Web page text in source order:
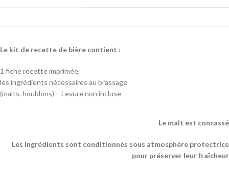
Le kit de recette de bière contient :
1 fiche recette imprimée,
les ingrédients nécessaires au brassage
(malts, houblons) – Levure non incluse
Le malt est concassé
Les ingrédients sont conditionnés sous atmosphère protectrice
pour préserver leur fraîcheur